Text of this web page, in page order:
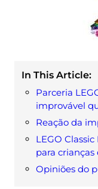
In This Article:
Parceria
improvável
Reação da
LEGO
para crianças
Opiniões do